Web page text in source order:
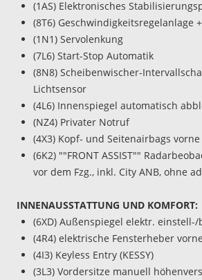
(1AS) Elektronisches
(8T6) Geschwindigkeitsregelanlage
(1N1) Servolenkung
(7L6) Start-Stop Automatik
(8N8) Scheibenwischer-
Lichtsensor
(4L6) Innenspiegel automatisch
(NZ4) Privater Notruf
(4X3) Kopf- und Seitenairbags vorne
(6K2) ""FRONT ASSIST""
vor dem Fzg., inkl. City ANB, ohne
INNENAUSSTATTUNG UND KOMFORT:
(6XD) Außenspiegel elektr.
(4R4) elektrische Fensterheber
(4I3) Keyless Entry (KESSY)
(3L3) Vordersitze manuell